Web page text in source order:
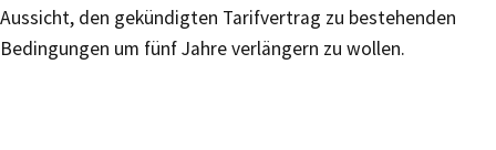
Aussicht, den gekündigten Tarifvertrag zu bestehenden
Bedingungen um fünf Jahre verlängern zu wollen.